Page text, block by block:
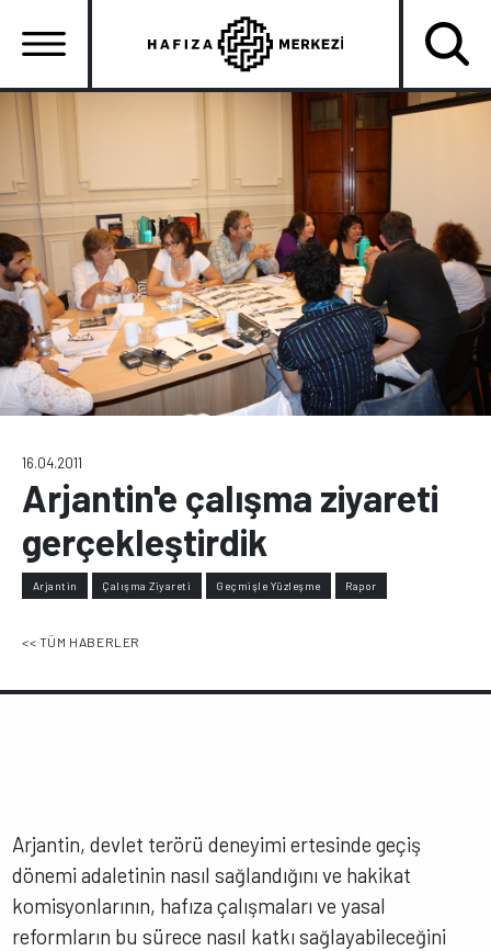
atla
Ana
gezinti
menüsü
16.04.2011
Arjantin'e çalışma ziyareti
gerçekleştirdik
Arjantin Çalışma Ziyareti Geçmişle Yüzleşme Rapor
<< TÜM HABERLER
Arjantin, devlet terörü deneyimi ertesinde geçiş
dönemi adaletinin nasıl sağlandığını ve hakikat
komisyonlarının, hafıza çalışmaları ve yasal
reformların bu sürece nasıl katkı sağlayabileceğini